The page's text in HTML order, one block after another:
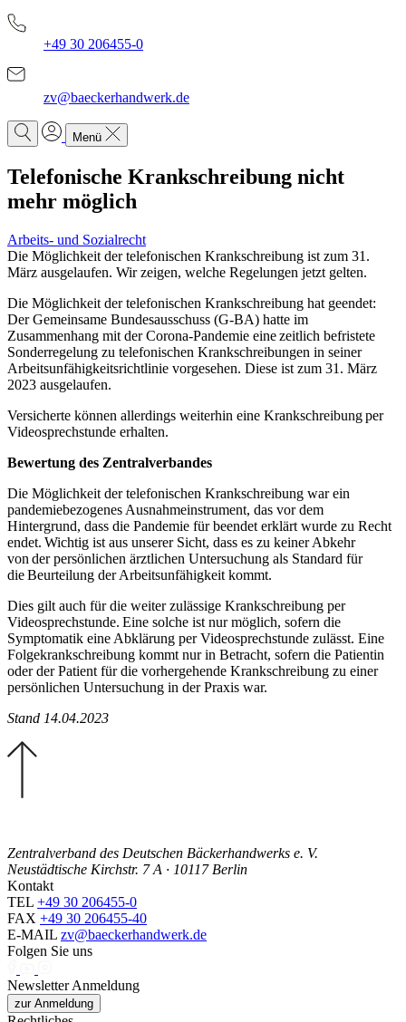
+49 30 206455-0
zv@baeckerhandwerk.de
Menü
Telefonische Krankschreibung nicht
mehr möglich
Arbeits- und Sozialrecht
Die Möglichkeit der telefonischen Krankschreibung ist zum 31.
März ausgelaufen. Wir zeigen, welche Regelungen jetzt gelten.
Die Möglichkeit der telefonischen Krankschreibung hat geendet:
Der Gemeinsame Bundesausschuss (G-BA) hatte im
Zusammenhang mit der Corona-Pandemie eine zeitlich befristete
Sonderregelung zu telefonischen Krankschreibungen in seiner
Arbeitsunfähigkeitsrichtlinie vorgesehen. Diese ist zum 31. März
2023 ausgelaufen.
Versicherte können allerdings weiterhin eine Krankschreibung per
Videosprechstunde erhalten.
Bewertung des Zentralverbandes
Die Möglichkeit der telefonischen Krankschreibung war ein
pandemiebezogenes Ausnahmeinstrument, das vor dem
Hintergrund, dass die Pandemie für beendet erklärt wurde zu Recht
endet. Wichtig ist aus unserer Sicht, dass es zu keiner Abkehr
von der persönlichen ärztlichen Untersuchung als Standard für
die Beurteilung der Arbeitsunfähigkeit kommt.
Dies gilt auch für die weiter zulässige Krankschreibung per
Videosprechstunde. Eine solche ist nur möglich, sofern die
Symptomatik eine Abklärung per Videosprechstunde zulässt. Eine
Folgekrankschreibung kommt nur in Betracht, sofern die Patientin
oder der Patient für die vorhergehende Krankschreibung zu einer
persönlichen Untersuchung in der Praxis war.
Stand 14.04.2023
Zentralverband des Deutschen Bäckerhandwerks e. V.
Neustädtische Kirchstr. 7 A · 10117 Berlin
Kontakt
TEL +49 30 206455-0
FAX +49 30 206455-40
E-MAIL zv@baeckerhandwerk.de
Folgen Sie uns
Newsletter Anmeldung
zur Anmeldung